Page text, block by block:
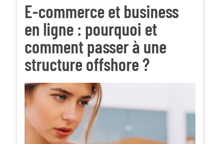
E-commerce et business
en ligne : pourquoi et
comment passer à une
structure offshore ?